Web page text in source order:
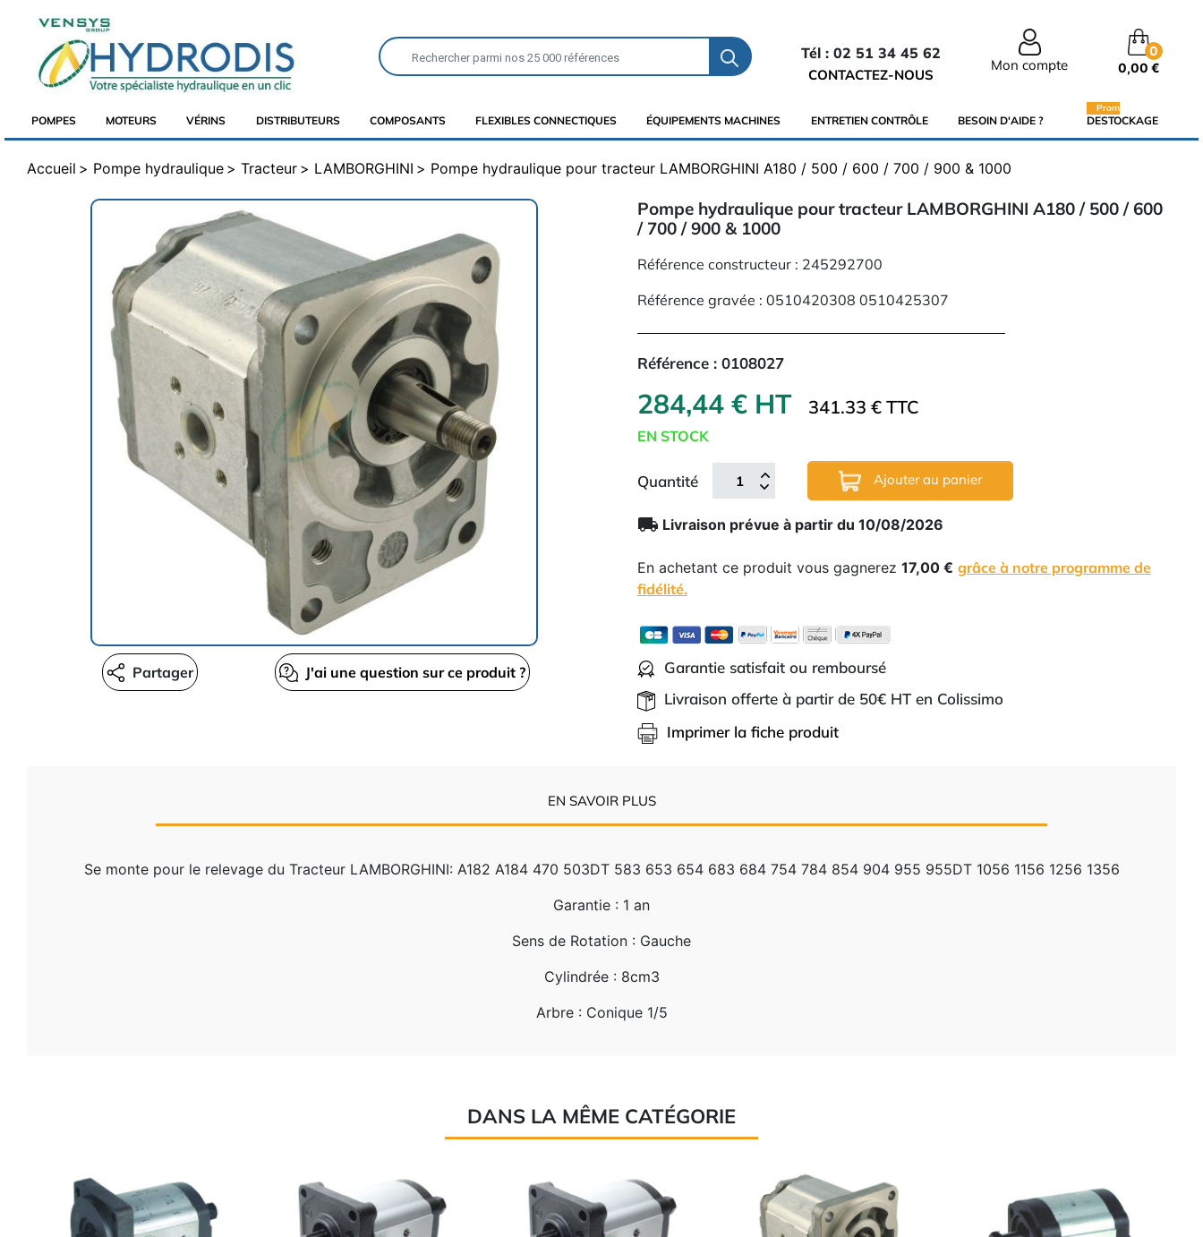
Tél : 02 51 34 45 62
CONTACTEZ-NOUS
Mon compte
0
0,00 €
POMPES MOTEURS VÉRINS DISTRIBUTEURS COMPOSANTS FLEXIBLES CONNECTIQUES ÉQUIPEMENTS MACHINES ENTRETIEN CONTRÔLE BESOIN D'AIDE ? DESTOCKAGE
Promo
Accueil Pompe hydraulique Tracteur LAMBORGHINI Pompe hydraulique pour tracteur LAMBORGHINI A180 / 500 / 600 / 700 / 900 & 1000
J'ai une question sur ce produit ?
Partager
Pompe hydraulique pour tracteur LAMBORGHINI A180 / 500 / 600
/ 700 / 900 & 1000
Référence constructeur : 245292700
Référence gravée : 0510420308 0510425307
Référence : 0108027
284,44 € HT 341.33 € TTC
EN STOCK
Quantité Ajouter au panier
local_shipping Livraison prévue à partir du 10/08/2026
En achetant ce produit vous gagnerez 17,00 € grâce à notre programme de
fidélité.
Garantie satisfait ou remboursé
Livraison offerte à partir de 50€ HT en Colissimo
Imprimer la fiche produit
EN SAVOIR PLUS
Se monte pour le relevage du Tracteur LAMBORGHINI: A182 A184 470 503DT 583 653 654 683 684 754 784 854 904 955 955DT 1056 1156 1256 1356
Garantie : 1 an
Sens de Rotation : Gauche
Cylindrée : 8cm3
Arbre : Conique 1/5
DANS LA MÊME CATÉGORIE